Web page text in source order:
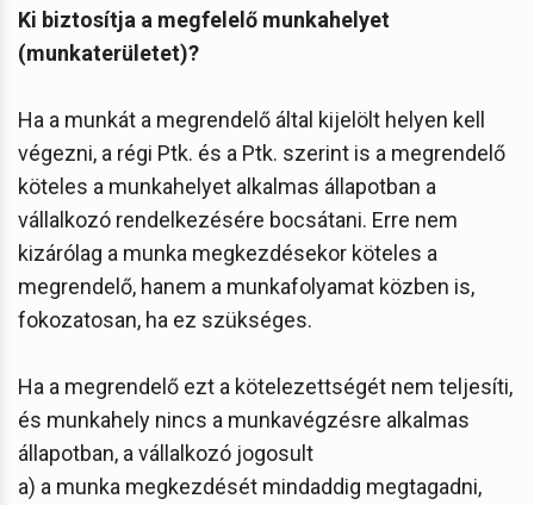
Ki biztosítja a megfelelő munkahelyet
(munkaterületet)?
Ha a munkát a megrendelő által kijelölt helyen kell
végezni, a régi Ptk. és a Ptk. szerint is a megrendelő
köteles a munkahelyet alkalmas állapotban a
vállalkozó rendelkezésére bocsátani. Erre nem
kizárólag a munka megkezdésekor köteles a
megrendelő, hanem a munkafolyamat közben is,
fokozatosan, ha ez szükséges.
Ha a megrendelő ezt a kötelezettségét nem teljesíti,
és munkahely nincs a munkavégzésre alkalmas
állapotban, a vállalkozó jogosult
a) a munka megkezdését mindaddig megtagadni,